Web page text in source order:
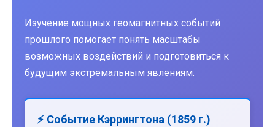
Изучение мощных геомагнитных событий
прошлого помогает понять масштабы
возможных воздействий и подготовиться к
будущим экстремальным явлениям.
⚡ Событие Кэррингтона (1859 г.)